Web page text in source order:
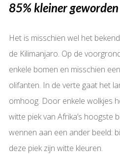
85% kleiner geworden
Het is misschien wel het
de Kilimanjaro. Op de
enkele bomen en misschien
olifanten. In de verte gaat het
omhoog. Door enkele wolkjes
witte piek van Afrika’s hoogste
wennen aan een ander beeld:
deze piek zijn witte kleuren.